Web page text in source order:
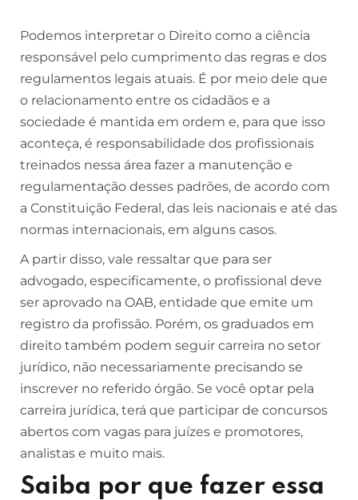
Podemos interpretar o Direito como a ciência
responsável pelo cumprimento das regras e dos
regulamentos legais atuais. É por meio dele que
o relacionamento entre os cidadãos e a
sociedade é mantida em ordem e, para que isso
aconteça, é responsabilidade dos profissionais
treinados nessa área fazer a manutenção e
regulamentação desses padrões, de acordo com
a Constituição Federal, das leis nacionais e até das
normas internacionais, em alguns casos.
A partir disso, vale ressaltar que para ser
advogado, especificamente, o profissional deve
ser aprovado na OAB, entidade que emite um
registro da profissão. Porém, os graduados em
direito também podem seguir carreira no setor
jurídico, não necessariamente precisando se
inscrever no referido órgão. Se você optar pela
carreira jurídica, terá que participar de concursos
abertos com vagas para juízes e promotores,
analistas e muito mais.
Saiba por que fazer essa